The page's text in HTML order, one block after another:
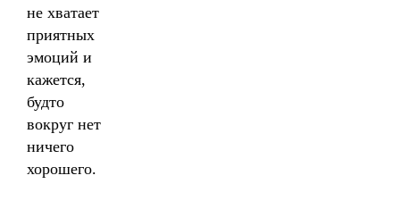
не хватает
приятных
эмоций и
кажется,
будто
вокруг нет
ничего
хорошего.